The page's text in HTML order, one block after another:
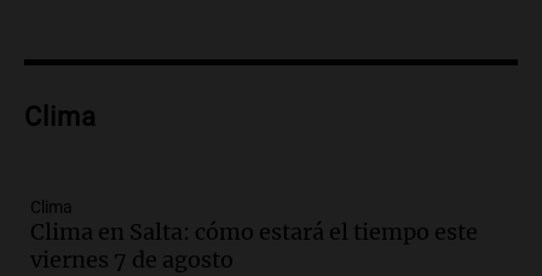
tributo todos los jueves
Episodios
La Cadena del Gol
Episodios
Clima
Clima
Clima en Salta: cómo estará el tiempo este
viernes 7 de agosto